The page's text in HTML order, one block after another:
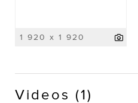
1 920 x 1 920
Videos (1)